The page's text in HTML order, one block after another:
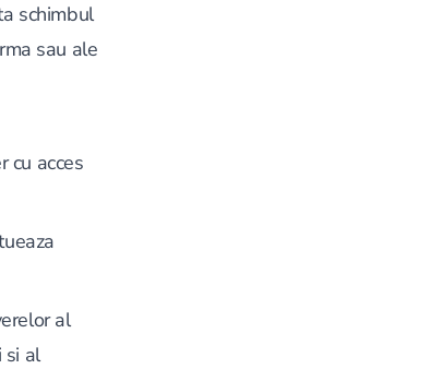
schimbul
sau ale
cu acces
al
si al